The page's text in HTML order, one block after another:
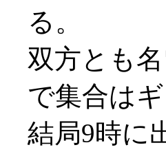
る。
双方とも
で集合は
結局9時に